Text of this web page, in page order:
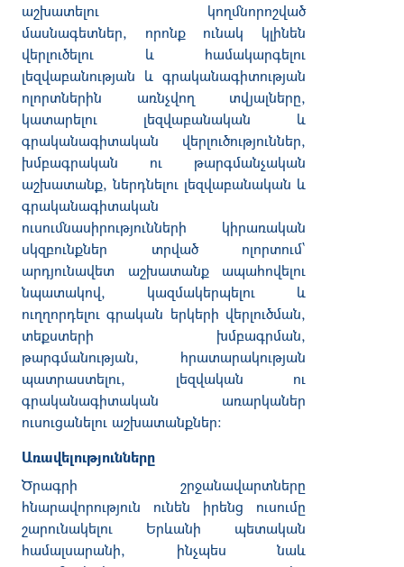
աշխատելու
կողմնորոշված
մասնագետներ, որոնք ունակ
կլինեն
վերլուծելու
և
համակարգելու
լեզվաբանության և գրականագիտության
ոլորտներին
առնչվող տվյալները,
կատարելու
լեզվաբանական
և
գրականագիտական
վերլուծություններ,
խմբագրական
ու
թարգմանչական
աշխատանք, ներդնելու լեզվաբանական և
գրականագիտական
ուսումնասիրությունների
կիրառական
սկզբունքներ
տրված ոլորտում`
արդյունավետ
աշխատանք
ապահովելու
նպատակով, կազմակերպելու
և
ուղղորդելու գրական երկերի վերլուծման,
տեքստերի
խմբագրման,
թարգմանության, հրատարակության
պատրաստելու, լեզվական
ու
գրականագիտական
առարկաներ
ուսուցանելու աշխատանքներ։
Առավելությունները
Ծրագրի
շրջանավարտները
հնարավորություն
ունեն իրենց
ուսումը
շարունակելու
Երևանի
պետական
համալսարանի, ինչպես
նաև